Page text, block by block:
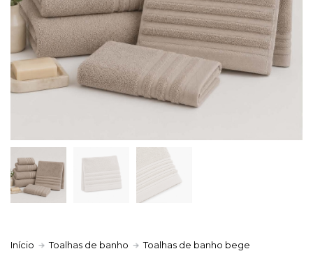
Trocas e Devoluções
Termos e condições
Política de Privacidade
Início Toalhas de banho Toalhas de banho bege